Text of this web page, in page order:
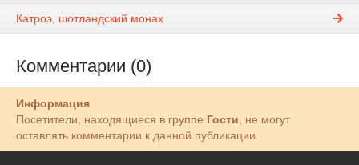
Катроэ, шотландский монах
Комментарии (0)
Информация
Посетители, находящиеся в группе Гости , не могут
оставлять комментарии к данной публикации.